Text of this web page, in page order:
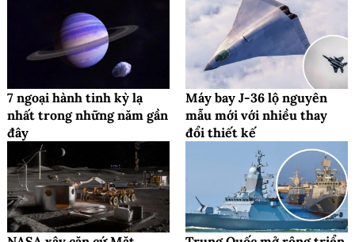
7 ngoại hành tinh kỳ lạ
nhất trong những năm gần
đây
Máy bay J-36 lộ nguyên
mẫu mới với nhiều thay
đổi thiết kế